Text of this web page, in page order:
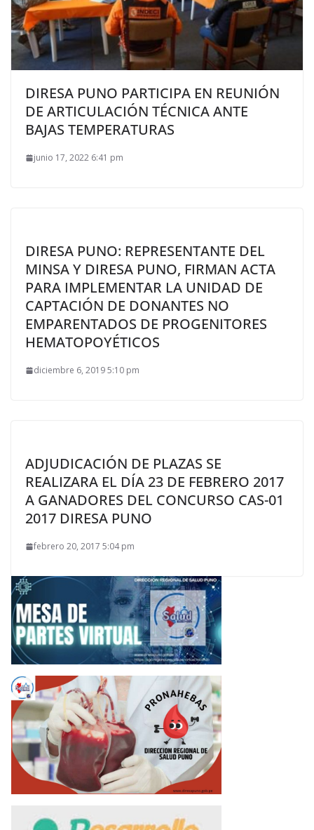
DIRESA PUNO PARTICIPA EN REUNIÓN
DE ARTICULACIÓN TÉCNICA ANTE
BAJAS TEMPERATURAS
junio 17, 2022 6:41 pm
DIRESA PUNO: REPRESENTANTE DEL
MINSA Y DIRESA PUNO, FIRMAN ACTA
PARA IMPLEMENTAR LA UNIDAD DE
CAPTACIÓN DE DONANTES NO
EMPARENTADOS DE PROGENITORES
HEMATOPOYÉTICOS
diciembre 6, 2019 5:10 pm
ADJUDICACIÓN DE PLAZAS SE
REALIZARA EL DÍA 23 DE FEBRERO 2017
A GANADORES DEL CONCURSO CAS-01
2017 DIRESA PUNO
febrero 20, 2017 5:04 pm